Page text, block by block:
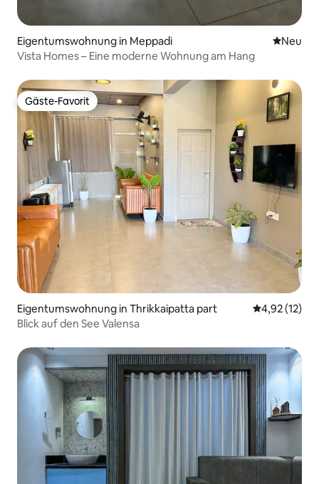
Eigentumswohnung in Meppadi Neue
Neu
Vista Homes – Eine moderne Wohnung am Hang
Gäste-Favorit
Gäste-Favorit
Eigentumswohnung in Thrikkaipatta part
4,92 (12)
Blick auf den See Valensa